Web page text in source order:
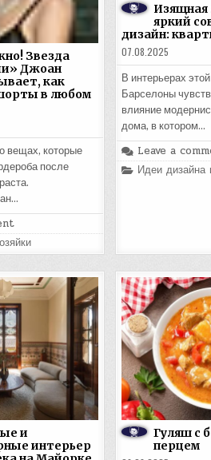
Звезда
Джоан
как
в любом
вещах, которые
после
Изящная
яркий
дизайн:
07.08.2025
В интерьерах
Барселоны
влияние
дома, в котором…
Leave a
Posted
in
Идеи дизайна
и
интерьер
Гуляш с
перцем